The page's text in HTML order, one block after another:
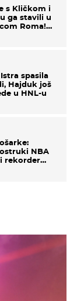
s Kličkom i
ga stavili u
Roma!
spasila
Hajduk još
u HNL-u
NBA
rekorder